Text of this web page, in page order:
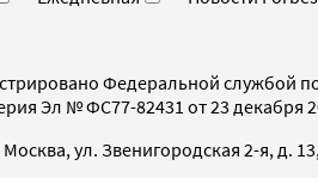
Федеральной службой
Эл № ФС77-82431 от 23 декабря
ул. Звенигородская 2-я, д.